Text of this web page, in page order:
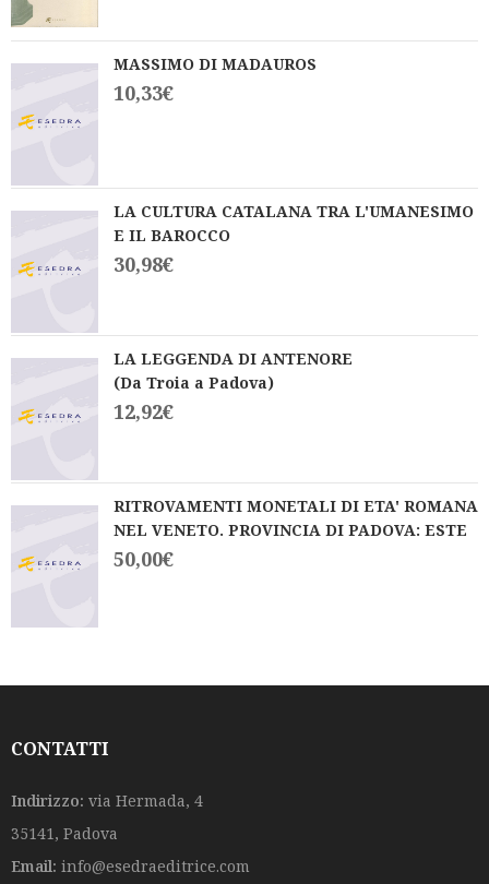
MASSIMO DI MADAUROS
10,33€
LA CULTURA CATALANA TRA L'UMANESIMO
E IL BAROCCO
30,98€
LA LEGGENDA DI ANTENORE
(Da Troia a Padova)
12,92€
RITROVAMENTI MONETALI DI ETA' ROMANA
NEL VENETO. PROVINCIA DI PADOVA: ESTE
50,00€
CONTATTI
Indirizzo: via Hermada, 4
35141, Padova
Email: info@esedraeditrice.com